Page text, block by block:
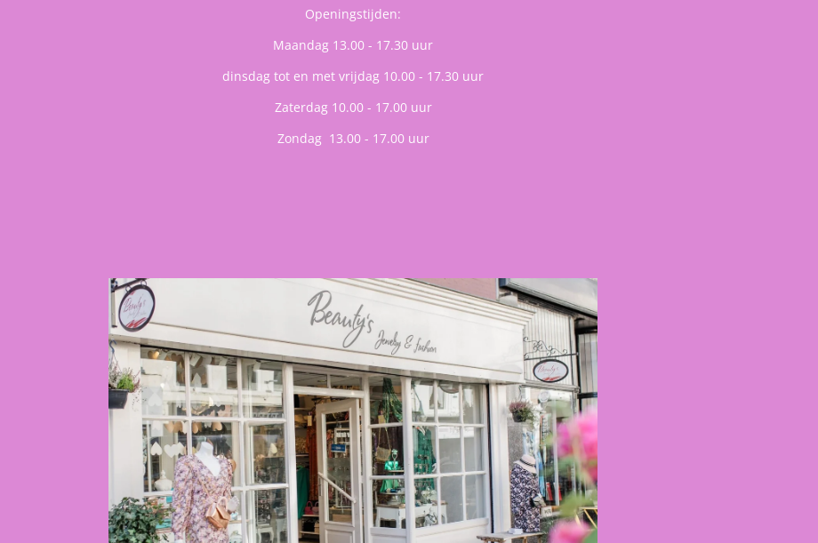
Openingstijden:
Maandag 13.00 - 17.30 uur
dinsdag tot en met vrijdag 10.00 - 17.30 uur
Zaterdag 10.00 - 17.00 uur
Zondag 13.00 - 17.00 uur